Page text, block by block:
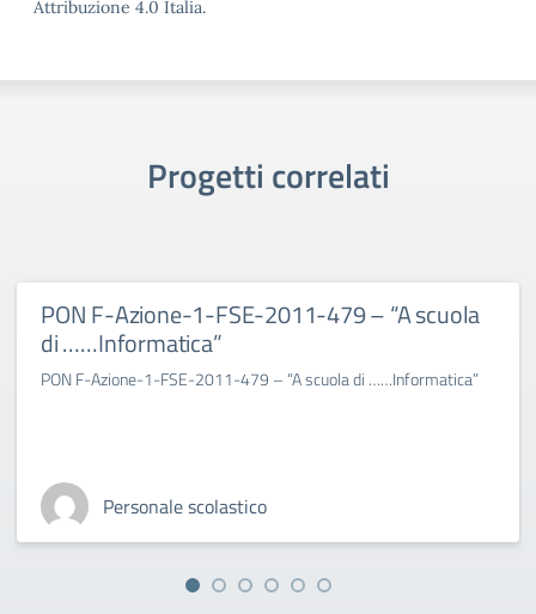
Attribuzione 4.0 Italia.
Progetti correlati
PON F-Azione-1-FSE-2011-479 – “A scuola
di ……Informatica”
PON F-Azione-1-FSE-2011-479 – “A scuola di ……Informatica”
Personale scolastico